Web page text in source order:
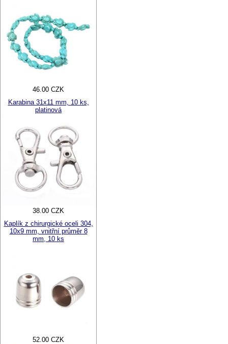
46.00 CZK
Karabina 31x11 mm, 10 ks,
platinová
38.00 CZK
Kaplík z chirurgické oceli 304,
10x9 mm, vnitřní průměr 8
mm, 10 ks
52.00 CZK